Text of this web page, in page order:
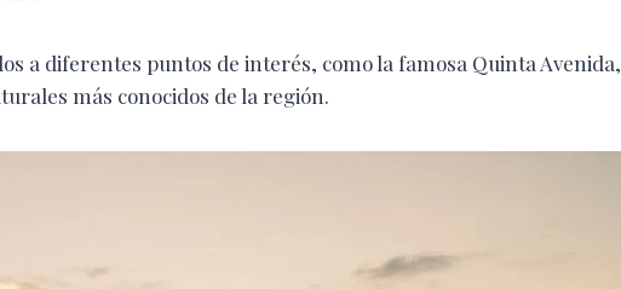
a diferentes puntos de interés, como la famosa Quinta Avenida,
más conocidos de la región.